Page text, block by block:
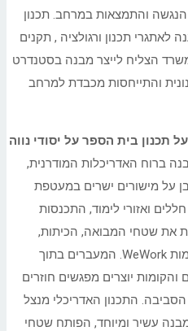
והתמצאות במרחב. תכנון
תכנון ורגולציה , תקנים
הצליח לייצר מבנה בסטנדרט
והתייחסות מכבדת למרחב
תכנון בית הספר על יסודי נווה
ברוח האדריכלות המודרנית,
על מישורים ישרים במעטפת
ואזורי לימוד, התכנסות
את שטחי המבואה, הכיתות,
סטודיו קולנוע כיתת מחול וחללי יזמות WeWork. המעברים בתוך
והקומות יוצרים מפגשים חוזרים
התכנון האדריכלי מנצל
עשיר ומיוחד, הפותח שטחי